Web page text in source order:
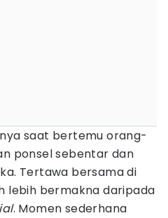
saat bertemu orang-
ponsel sebentar dan
Tertawa bersama di
lebih bermakna daripada
. Momen sederhana